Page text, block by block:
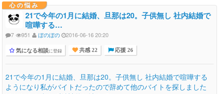
心の悩み
21で今年の1月に結婚、旦那は20。子供無し 社内結婚で
喧嘩する…
7 951 ぼのぼの 2016-06-16 20:20
気になる相談に登録 共感 22 応援 26
21で今年の1月に結婚、旦那は20。子供無し 社内結婚で喧嘩する
ようになり私がバイトだったので辞めて他のバイトを探しました